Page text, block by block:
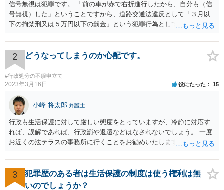
信号無視は犯罪です。 「前の車が赤で右折進行したから、自分も（信
号無視）した」ということですから、道路交通法違反として「３月以
下の拘禁刑又は５万円以下の罰金」という犯罪行為として処罰される
ようとしまいと現行犯逮捕できるわけです。 そこを、「サインをしな
いと逮捕する」というのは、「現行犯逮捕して刑事処分（罰金でも前
科になる）にできるが、認めてサインすれば反則処理（何千円程度の
反則金があっても前科にならない）ですませてあげる」という意味で
す。 あなたはこの警察官を非難するのではなく、感謝すべきというこ
とです。 警察官の「こんな事を言うのだったら免許証返した方がい
い」との発言ですが、実際「前の車が赤で右折進行したから、自分も
（信号無視）した」というあなたと同じ考えの人が運転をしている公
道は、きちんと交通ルールを守っている人や歩行者らにとってとても
危険なものであり怖いので、そのような人には是非とも運転免許を返
納してほしいと思うのが社会の大勢です。 実際「交通違反を繰り返せ
しろ今回を苦い薬（良い教訓）として反省し、次回から「前の車は赤
で右折進行したけど、自分は右折進行を思いとどまった」と交通ルー
2 どうなってしまうのか心配です。
#行政処分の不服申立て
2023年3月16日 役にたった 15
小峰 将太郎 弁護士
行政も生活保護に対して厳しい態度をとっていますが、冷静に対応す
れば、誤解であれば、行政罰や返還などはなされないでしょう。 一度
お近くの法テラスの事務所に行くことをお勧めいたします。
3
犯罪歴のある者は生活保護の制度は使う権利は無
いのでしょうか？